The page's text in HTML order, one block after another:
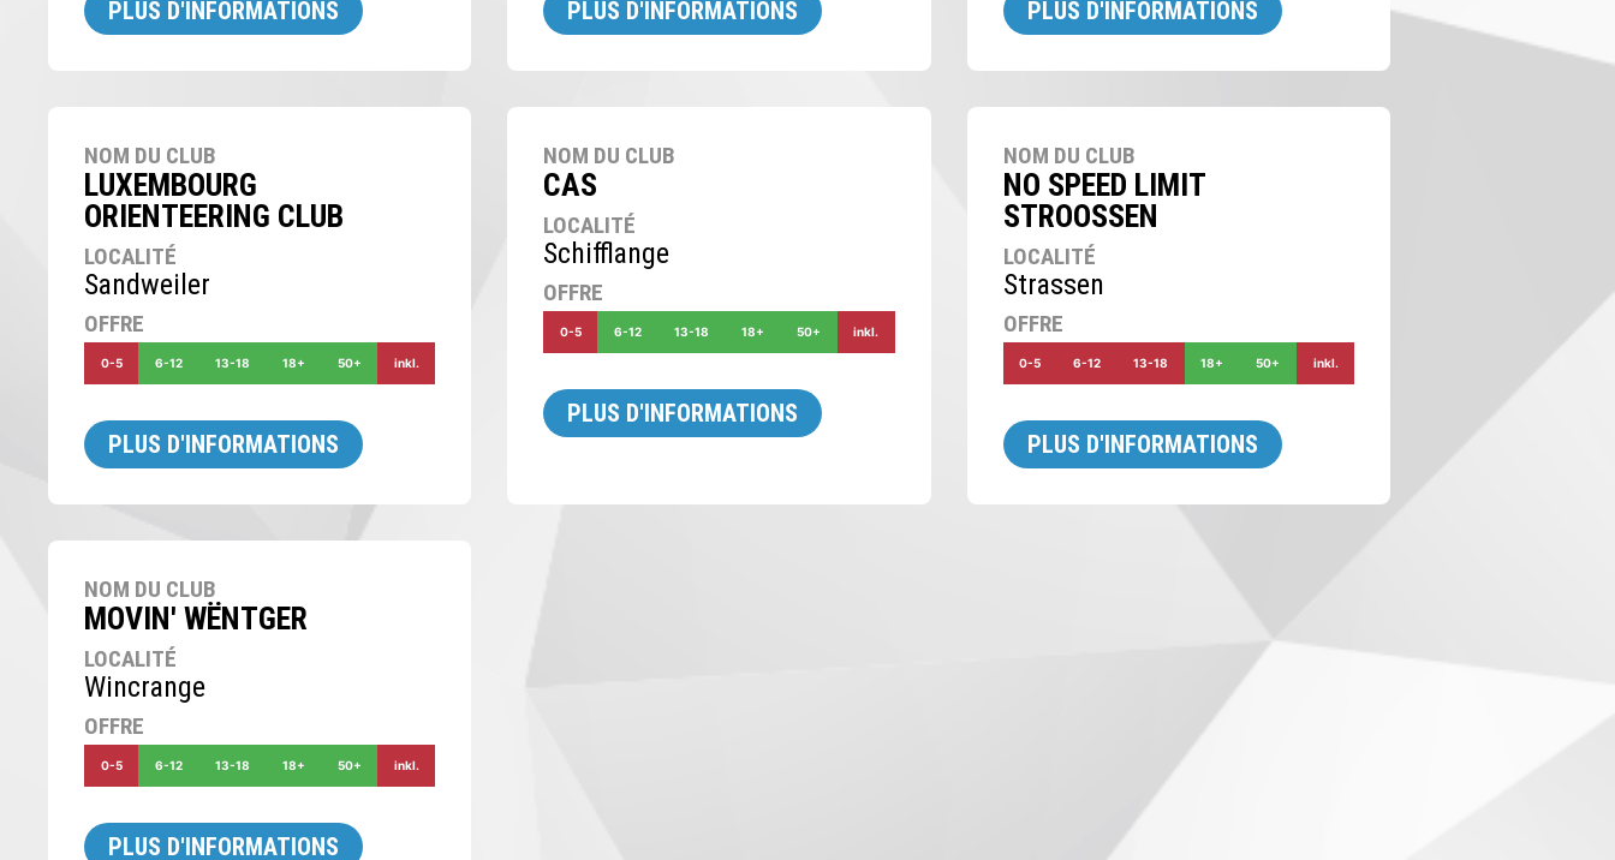
PLUS D'INFORMATIONS PLUS D'INFORMATIONS PLUS D'INFORMATIONS
NOM DU CLUB
LUXEMBOURG
ORIENTEERING CLUB
LOCALITÉ
Sandweiler
OFFRE
0-5 6-12 13-18 18+ 50+ inkl.
PLUS D'INFORMATIONS
NOM DU CLUB
CAS
LOCALITÉ
Schifflange
OFFRE
0-5 6-12 13-18 18+ 50+ inkl.
PLUS D'INFORMATIONS
NOM DU CLUB
NO SPEED LIMIT
STROOSSEN
LOCALITÉ
Strassen
OFFRE
0-5 6-12 13-18 18+ 50+ inkl.
PLUS D'INFORMATIONS
NOM DU CLUB
MOVIN' WËNTGER
LOCALITÉ
Wincrange
OFFRE
0-5 6-12 13-18 18+ 50+ inkl.
PLUS D'INFORMATIONS